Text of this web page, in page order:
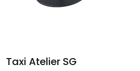
Taxi Atelier SG